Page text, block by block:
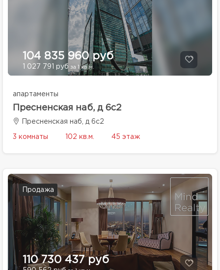
104 835 960 руб
1 027 791 руб за 1 кв.м.
апартаменты
Пресненская наб, д 6с2
Пресненская наб, д 6с2
3 комнаты 102 кв.м. 45 этаж
Продажа
110 730 437 руб